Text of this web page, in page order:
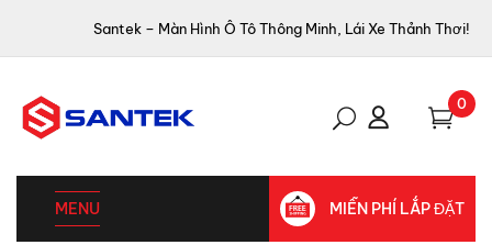
Santek – Màn Hình Ô Tô Thông Minh, Lái Xe Thảnh Thơi!
0
MENU MIỄN PHÍ LẮP ĐẶT